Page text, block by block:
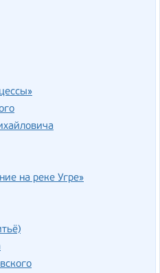
на реке Угре»